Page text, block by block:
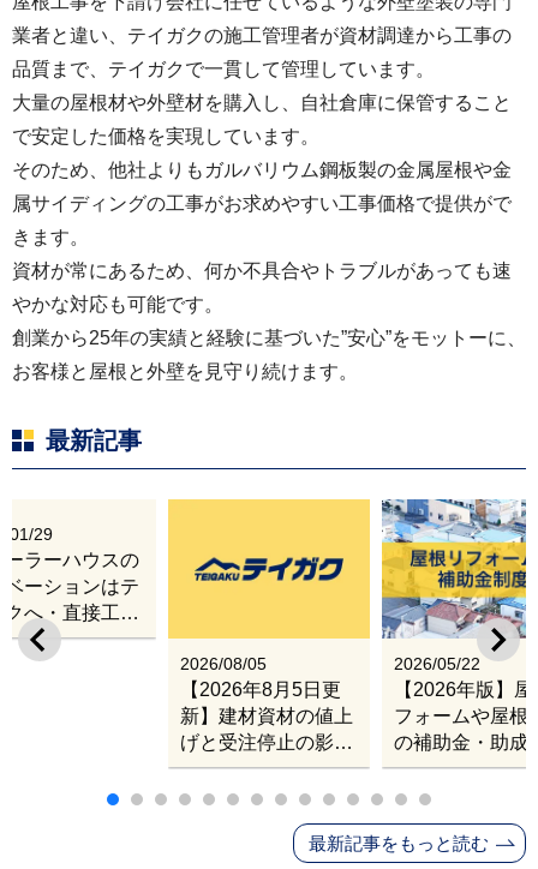
軒天井はケンエースを2回塗りします。
外壁上塗り材にはプレミアムシリコンを2回塗りし
ラジカル制御型の塗料となり外壁の劣化の原因と
業者と違い、テイガクの施工管理者が資材調達から工事の
品質まで、テイガクで一貫して管理しています。
大量の屋根材や外壁材を購入し、自社倉庫に保管すること
で安定した価格を実現しています。
そのため、他社よりもガルバリウム鋼板製の金属屋根や金
属サイディングの工事がお求めやすい工事価格で提供がで
きます。
資材が常にあるため、何か不具合やトラブルがあっても速
やかな対応も可能です。
創業から25年の実績と経験に基づいた”安心”をモットーに、
お客様と屋根と外壁を見守り続けます。
最新記事
2026/08/05
【2026年8月5日更
新】建材資材の値上
げと受注停止の影響
｜塗料・屋根材・シ
ンナー・断熱材・ル
ーフィングの値上げ
と材料入手困難・出
2026/05/22
【2026年版】
フォームや屋根
の補助金・助成
業
01/29
ーラーハウスの
ベーションはテ
クへ・直接工事
張改修サービス
最新記事をもっと読む